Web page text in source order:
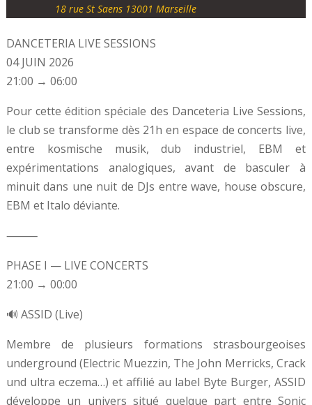
18 rue St Saens 13001 Marseille
DANCETERIA LIVE SESSIONS
04 JUIN 2026
21:00 → 06:00
Pour cette édition spéciale des Danceteria Live Sessions,
le club se transforme dès 21h en espace de concerts live,
entre kosmische musik, dub industriel, EBM et
expérimentations analogiques, avant de basculer à
minuit dans une nuit de DJs entre wave, house obscure,
EBM et Italo déviante.
⸻
PHASE I — LIVE CONCERTS
21:00 → 00:00
🔊 ASSID (Live)
Membre de plusieurs formations strasbourgeoises
underground (Electric Muezzin, The John Merricks, Crack
und ultra eczema…) et affilié au label Byte Burger, ASSID
développe un univers situé quelque part entre Sonic